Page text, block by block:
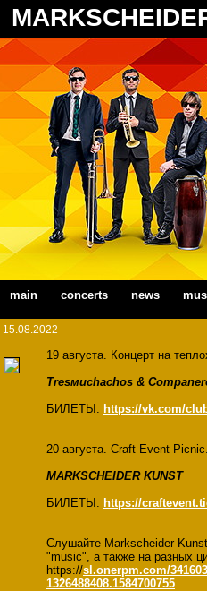
main concerts news
15.08.2022
19 августа. Концерт на
Tresмuchachos &
БИЛЕТЫ: https://vk.com/
20 августа. Craft Event
MARKSCHEIDER KUNST
БИЛЕТЫ: https://
Слушайте Markscheider
"music", а также на разных
https://sl.onerpm.com/
1326488408.1584700755